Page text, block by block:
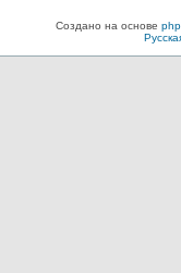
Создано на основе